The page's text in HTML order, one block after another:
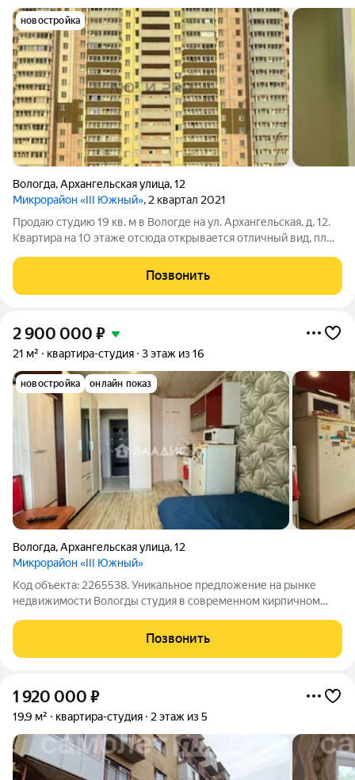
новостройка
Вологда,Архангельская улица,12
Микрорайон «III Южный», 2 квартал 2021
Продаю студию 19 кв. м в Вологде на ул. Архангельская, д. 12.
Квартира на 10 этаже отсюда открывается отличный вид, плюс
проживанию: остаётся вся мебель и техника не нужно ничего
докупать. Низкие
Позвонить
2 900 000 ₽
21 м² квартира-студия 3 этаж из 16
новостройка онлайн показ
Вологда,Архангельская улица,12
Микрорайон «III Южный»
Код объекта: 2265538. Уникальное предложение на рынке
недвижимости Вологды студия в современном кирпичном
расположена на 3 этаже 16-этажного дома, построенного в
2024 году. Это отличное решение для
Позвонить
1 920 000 ₽
19,9 м² квартира-студия 2 этаж из 5